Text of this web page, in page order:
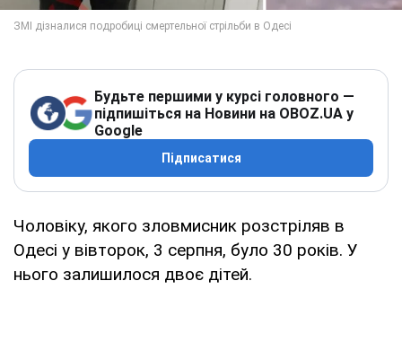
Будьте першими у курсі головного —
підпишіться на Новини на OBOZ.UA у
Google
Підписатися
Чоловіку, якого зловмисник розстріляв в
Одесі у вівторок, 3 серпня, було 30 років. У
нього залишилося двоє дітей.